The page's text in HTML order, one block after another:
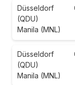
Düsseldorf
(QDU)
Manila (MNL)
Düsseldorf
(QDU)
Manila (MNL)